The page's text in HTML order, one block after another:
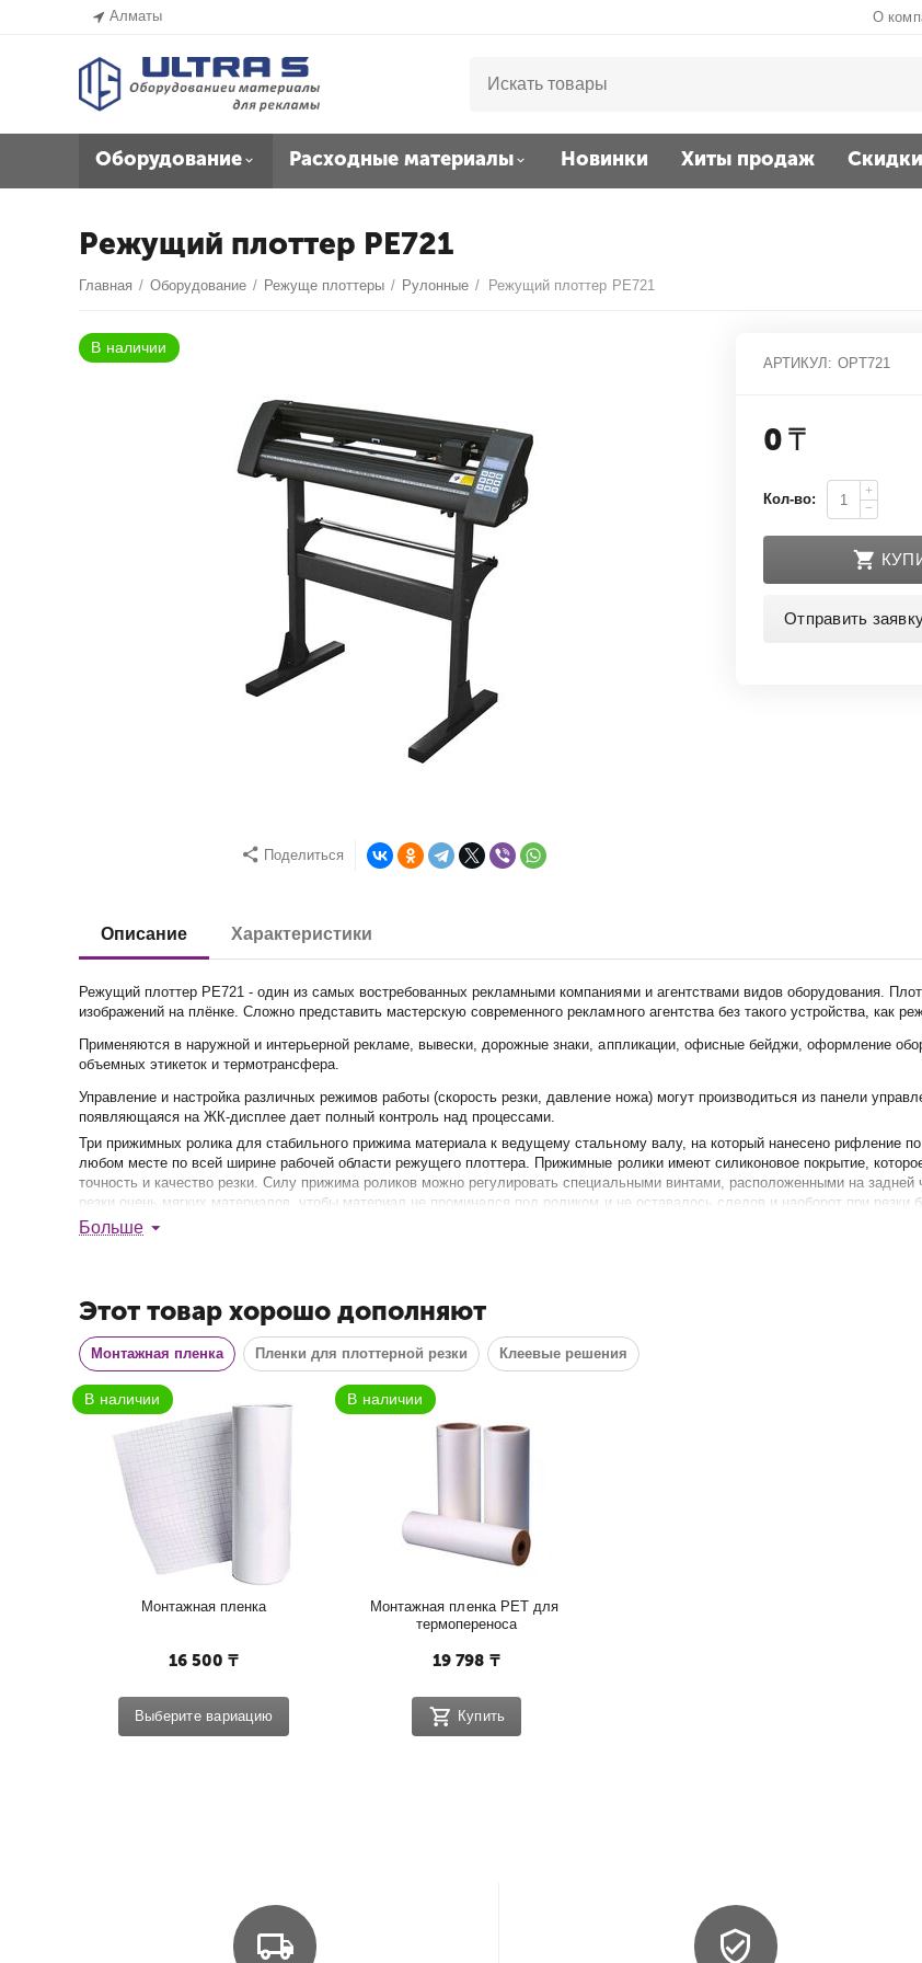
Алматы О
Оборудование Расходные материалы Новинки Хиты продаж Скидки
Режущий плоттер PE721
Главная / Оборудование / Режуще плоттеры / Рулонные / Режущий плоттер PE721
Поделиться
АРТИКУЛ: OPT721
0₸
Кол-во:
+
−
Отправить
Описание Характеристики
Режущий плоттер PE721 - один из самых востребованных рекламными компаниями и агентствами видов оборудования.
изображений на плёнке. Сложно представить мастерскую современного рекламного агентства без такого устройства, как
Применяются в наружной и интерьерной рекламе, вывески, дорожные знаки, аппликации, офисные бейджи, оформление
объемных этикеток и термотрансфера.
Управление и настройка различных режимов работы (скорость резки, давление ножа) могут производиться из панели
появляющаяся на ЖК-дисплее дает полный контроль над процессами.
Три прижимных ролика для стабильного прижима материала к ведущему стальному валу, на который нанесено рифление
любом месте по всей ширине рабочей области режущего плоттера. Прижимные ролики имеют силиконовое покрытие,
точность и качество резки. Силу прижима роликов можно регулировать специальными винтами, расположенными на
резки очень мягких материалов, чтобы материал не проминался под роликом и не оставалось следов и наоборот при
Но большинство материалов не требуют настроек прижима, с ними можно работать со стандартной силой прижима
Особенности:
Резак для винила с поддержкой файлов CorelDRAW.
Высокоскоростной, точный и универсальный плоттер.
Подходит для резки винила: наклеек, табличек и вывесок, логотипов и графики для использования внутри помещений
Произведено в Китае, гарантия 1 год.
Низкая стоимость, высокая производительность.
Регулировка давления и скорости в режиме реального времени.
Плавное вращение ножа.
Дисплей LCD, легкий в управлении, меню на английском языке, управление кнопками.
Регулируемые прижимные ролики.
Больше
Этот товар хорошо дополняют
Монтажная пленка Пленки для плоттерной резки Клеевые решения
В наличии
Монтажная пленка
16 500 ₸
Выберите вариацию
Монтажная пленка РЕТ для
термопереноса
19 798 ₸
Купить